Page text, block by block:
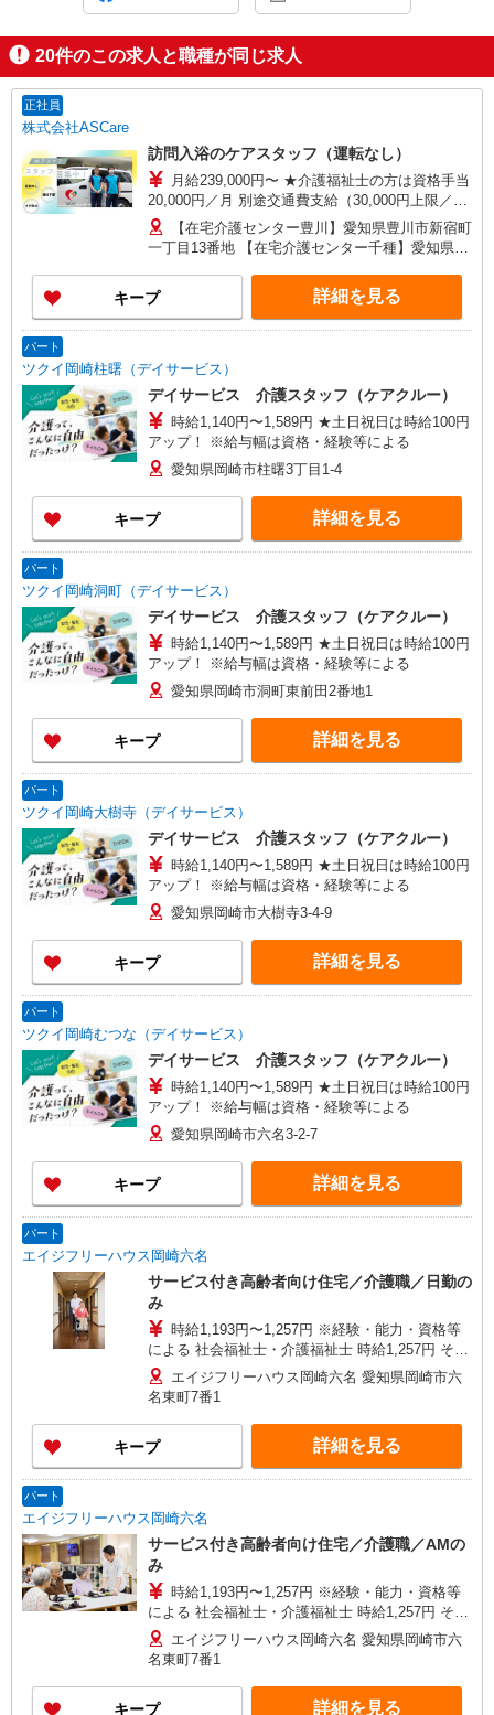
20件のこの求人と職種が同じ求人
正社員
株式会社ASCare
訪問入浴のケアスタッフ（運転なし）
月給239,000円〜 ★介護福祉士の方は資格手当
20,000円／月 別途交通費支給（30,000円上限／
月） 別途残業手当（月平均残業時間15時間）残業
代全額支給
【在宅介護センター豊川】愛知県豊川市新宿町
一丁目13番地 【在宅介護センター千種】愛知県名
池下2D 【在宅介護センター尾張旭】愛知県尾張旭
市瀬戸川町一丁目202番地 【在宅介護センター岡
崎】愛知県岡崎市羽根東町二丁目8番地3 第
ター刈谷】愛知県刈谷市東陽町三丁目68番地 東
陽町鬼頭ビル1階北側 【在宅介護センター上名古
屋】愛知県名古屋市西区上名古屋三丁目25番52
カサデナカノ1階
キープ 詳細を見る
パート
ツクイ岡崎柱曙（デイサービス）
デイサービス 介護スタッフ（ケアクルー）
時給1,140円〜1,589円 ★土日祝日は時給100円
アップ！ ※給与幅は資格・経験等による
愛知県岡崎市柱曙3丁目1-4
キープ 詳細を見る
パート
ツクイ岡崎洞町（デイサービス）
デイサービス 介護スタッフ（ケアクルー）
時給1,140円〜1,589円 ★土日祝日は時給100円
アップ！ ※給与幅は資格・経験等による
愛知県岡崎市洞町東前田2番地1
キープ 詳細を見る
パート
ツクイ岡崎大樹寺（デイサービス）
デイサービス 介護スタッフ（ケアクルー）
時給1,140円〜1,589円 ★土日祝日は時給100円
アップ！ ※給与幅は資格・経験等による
愛知県岡崎市大樹寺3-4-9
キープ 詳細を見る
パート
ツクイ岡崎むつな（デイサービス）
デイサービス 介護スタッフ（ケアクルー）
時給1,140円〜1,589円 ★土日祝日は時給100円
アップ！ ※給与幅は資格・経験等による
愛知県岡崎市六名3-2-7
キープ 詳細を見る
パート
エイジフリーハウス岡崎六名
サービス付き高齢者向け住宅／介護職／日勤の
み
時給1,193円〜1,257円 ※経験・能力・資格等
による 社会福祉士・介護福祉士 時給1,257円 その
他資格 時給1,193円 ※一律処遇改善加算含む 〇時
間外勤務手当 〇土日祝勤務手当 〇夜勤手当 〇深
夜勤務手当 〇年末年始勤務手当 〇早朝7:00〜
8:00/夜間18:00〜20:00は時給25％UP
エイジフリーハウス岡崎六名 愛知県岡崎市六
名東町7番1
キープ 詳細を見る
パート
エイジフリーハウス岡崎六名
サービス付き高齢者向け住宅／介護職／AMの
み
時給1,193円〜1,257円 ※経験・能力・資格等
による 社会福祉士・介護福祉士 時給1,257円 その
他資格 時給1,193円 ※一律処遇改善加算含む 〇時
間外勤務手当 〇土日祝勤務手当 〇夜勤手当 〇深
夜勤務手当 〇年末年始勤務手当 〇早朝7:00〜
8:00/夜間18:00〜20:00は時給25％UP
エイジフリーハウス岡崎六名 愛知県岡崎市六
名東町7番1
キープ 詳細を見る